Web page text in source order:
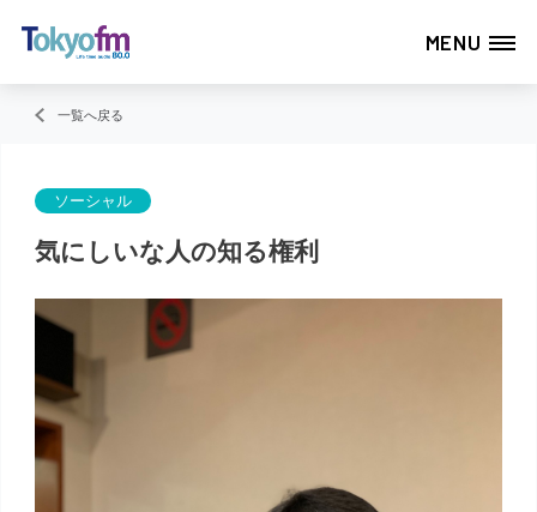
MENU
一覧へ戻る
ソーシャル
気にしいな人の知る権利